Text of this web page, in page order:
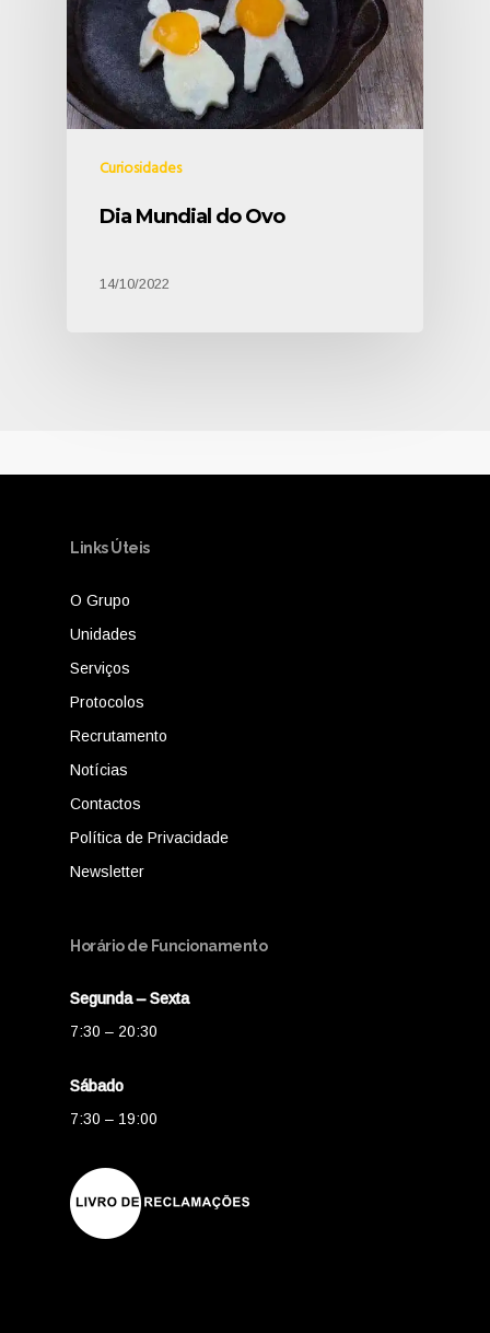
Curiosidades
Dia Mundial do Ovo
14/10/2022
Links Úteis
O Grupo
Unidades
Serviços
Protocolos
Recrutamento
Notícias
Contactos
Política de Privacidade
Newsletter
Horário de Funcionamento
Segunda – Sexta
7:30 – 20:30
Sábado
7:30 – 19:00